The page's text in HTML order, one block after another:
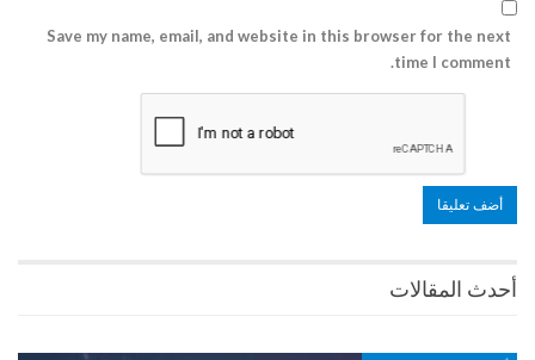
Save my name, email, and website in this browser for the next
time I comment.
أحدث المقالات